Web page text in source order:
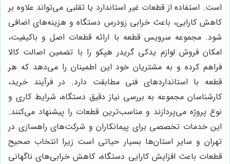
است. استفاده از قطعات غیر استاندارد یا تقلبی می‌تواند علاوه بر
کاهش کارایی، باعث خرابی زودرس دستگاه و هزینه‌های اضافی
شود. مجموعه سرویس قطعه با ارائه قطعات اصل و باکیفیت،
امکان فروش لوازم يدكى گريدر هپكو را با تضمین اصالت کالا
فراهم کرده و به مشتریان خود این اطمینان را می‌دهد که هر
قطعه با استانداردهای فنی مطابقت دارد. در فرآیند خرید،
کارشناسان مجموعه به بررسی نیاز دقیق دستگاه، شرایط کاری و
نوع پروژه می‌پردازند و مناسب‌ترین قطعات را پیشنهاد می‌کنند.
این خدمات تخصصی برای پیمانکاران و شرکت‌های راهسازی در
تهران و سایر استان‌ها بسیار حیاتی است زیرا انتخاب صحیح
قطعات باعث افزایش کارایی دستگاه، کاهش خرابی‌های ناگهانی